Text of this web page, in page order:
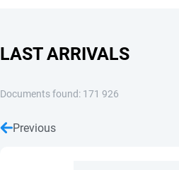
LAST ARRIVALS
Documents found: 171 926
Previous